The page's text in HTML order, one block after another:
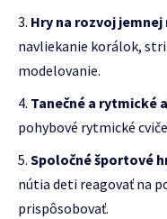
Hry na rozvoj
navliekanie korálok,
modelovanie.
Tanečné a rytmické
pohybové rytmické
Spoločné športové
nútia deti reagovať na
prispôsobovať.